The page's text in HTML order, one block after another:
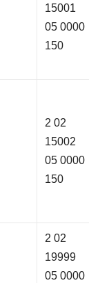
15001
05 0000
150
2 02
15002
05 0000
150
2 02
19999
05 0000